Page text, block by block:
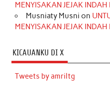
MENYISAKAN JEJAK INDAH
Musniaty Musni on
MENYISAKAN JEJAK INDAH
KICAUANKU DI X
Tweets by amriltg